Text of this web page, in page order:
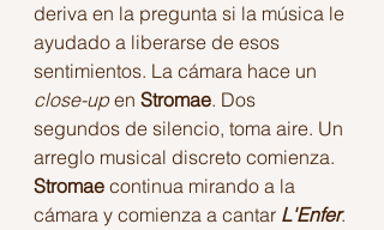
deriva en la pregunta si la música le
ayudado a liberarse de esos
sentimientos. La cámara hace un
close-up en Stromae. Dos
segundos de silencio, toma aire. Un
arreglo musical discreto comienza.
Stromae continua mirando a la
cámara y comienza a cantar L'Enfer.